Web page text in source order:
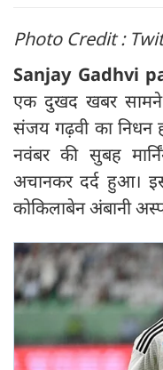
Photo Credit :
Sanjay Gadhvi
एक दुखद खबर
संजय गढ़वी का निधन
नवंबर की सुबह
अचानकर दर्द हुआ।
कोकिलाबेन अंबानी